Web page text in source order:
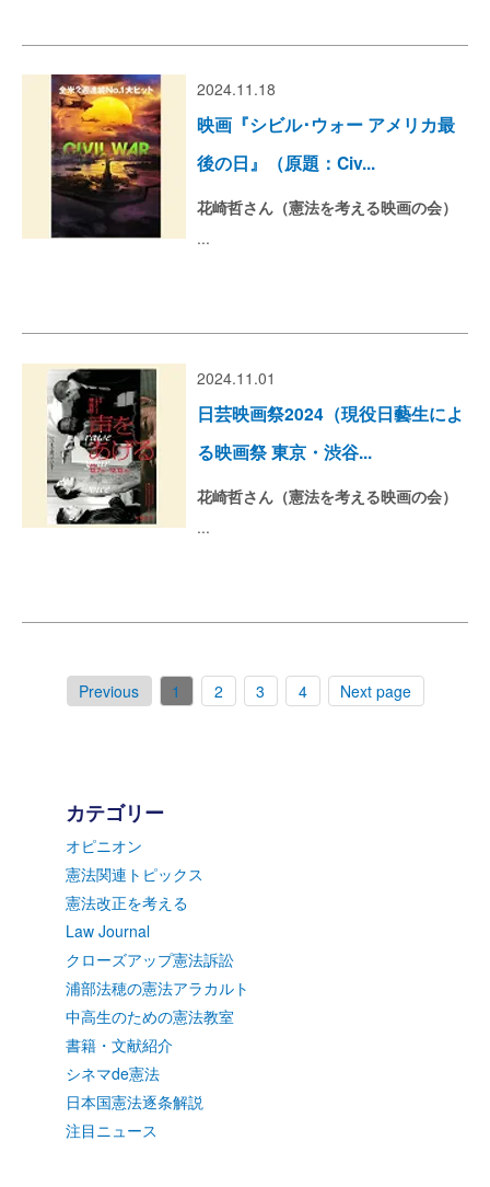
2024.11.18
映画『シビル･ウォー アメリカ最
後の日』（原題：Civ...
花崎哲さん（憲法を考える映画の会）
...
2024.11.01
日芸映画祭2024（現役日藝生によ
る映画祭 東京・渋谷...
花崎哲さん（憲法を考える映画の会）
...
Previous Next page
1 2 3 4
カテゴリー
オピニオン
憲法関連トピックス
憲法改正を考える
Law Journal
クローズアップ憲法訴訟
浦部法穂の憲法アラカルト
中高生のための憲法教室
書籍・文献紹介
シネマde憲法
日本国憲法逐条解説
注目ニュース